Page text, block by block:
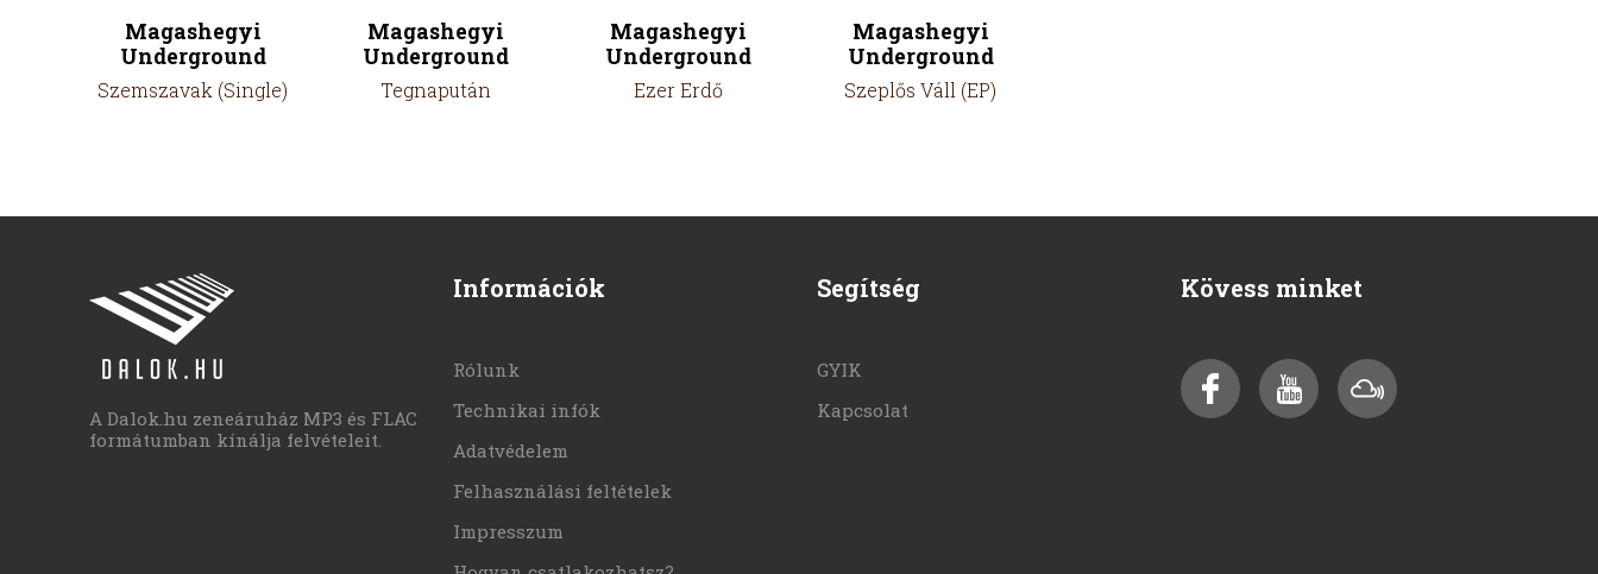
Magashegyi
Underground
Szemszavak (Single)
Magashegyi
Underground
Tegnapután
Magashegyi
Underground
Ezer Erdő
Magashegyi
Underground
Szeplős Váll (EP)
A Dalok.hu zeneáruház MP3 és FLAC
formátumban kínálja felvételeit.
Információk
Rólunk
Technikai infók
Adatvédelem
Felhasználási feltételek
Impresszum
Segítség
GYIK
Kapcsolat
Kövess minket